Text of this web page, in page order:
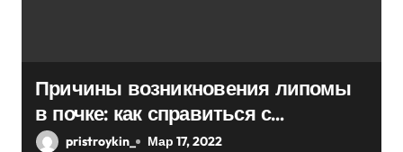
Причины возникновения липомы
в почке: как справиться с
болезнью
pristroykin_ Мар 17, 2022